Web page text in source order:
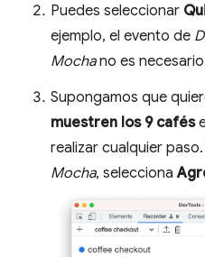
Puedes seleccionar
ejemplo, el evento de
Mochano es
Supongamos que
muestren los 9 cafés
realizar cualquier
Mocha, selecciona